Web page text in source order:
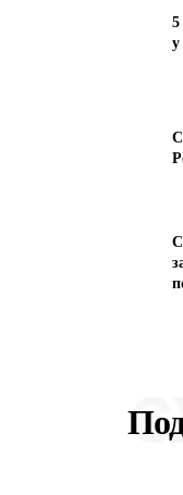
у